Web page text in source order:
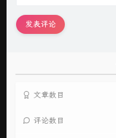
发表评论
文章数目
评论数目